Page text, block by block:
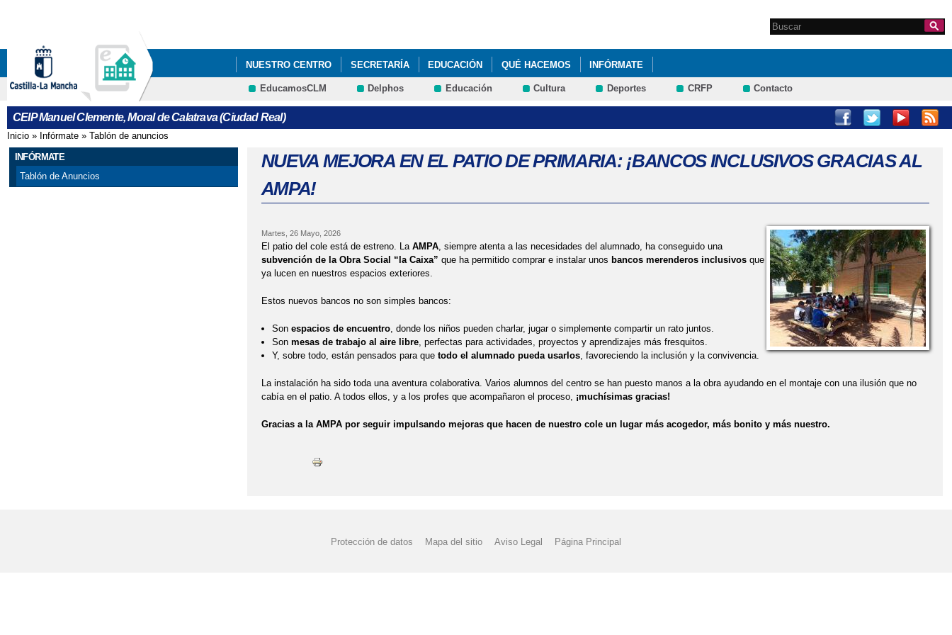
Formulario de
Search this site
NUESTRO CENTRO SECRETARÍA EDUCACIÓN QUÉ HACEMOS INFÓRMATE
NUEVA MEJORA EN EL PATIO DE PRIMARIA: ¡BANCOS INCLUSIVOS GRACIAS AL AMPA! VIII TORNEO BADMINTON INTERCENTROS MORAL DE CVA
LUCÍA MI PEDIATRA
EducamosCLM Delphos Educación Cultura Deportes CRFP Contacto
CEIP Manuel Clemente, Moral de Calatrava (Ciudad Real)
Se encuentra usted aquí
Inicio » Infórmate » Tablón de anuncios
INFÓRMATE
Tablón de Anuncios
NUEVA MEJORA EN EL PATIO DE PRIMARIA: ¡BANCOS INCLUSIVOS GRACIAS AL
AMPA!
Martes, 26 Mayo, 2026
El patio del cole está de estreno. La AMPA, siempre atenta a las necesidades del alumnado, ha conseguido una
subvención de la Obra Social “la Caixa” que ha permitido comprar e instalar unos bancos merenderos inclusivosque
ya lucen en nuestros espacios exteriores.
Estos nuevos bancos no son simples bancos:
Sonespacios de encuentro, donde los niños pueden charlar, jugar o simplemente compartir un rato juntos.
Sonmesas de trabajo al aire libre, perfectas para actividades, proyectos y aprendizajes más fresquitos.
Y, sobre todo, están pensados para quetodo el alumnado pueda usarlos, favoreciendo la inclusión y la convivencia.
La instalación ha sido toda una aventura colaborativa. Varios alumnos del centro se han puesto manos a la obra ayudando en el montaje con una ilusión que no
cabía en el patio. A todos ellos, y a los profes que acompañaron el proceso, ¡muchísimas gracias!
Gracias a la AMPA por seguir impulsando mejoras que hacen de nuestro cole un lugar más acogedor, más bonito y más nuestro.
Protección de datos Mapa del sitio Aviso Legal Página Principal